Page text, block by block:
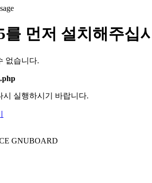
를 먼저 설치해주십
없습니다.
시 실행하시기 바랍니다.
GNUBOARD